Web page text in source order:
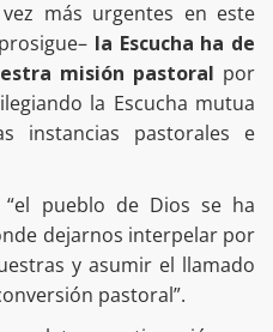
más urgentes en este
la Escucha ha de
misión pastoral por
la Escucha mutua
instancias pastorales e
pueblo de Dios se ha
dejarnos interpelar por
y asumir el llamado
pastoral”.